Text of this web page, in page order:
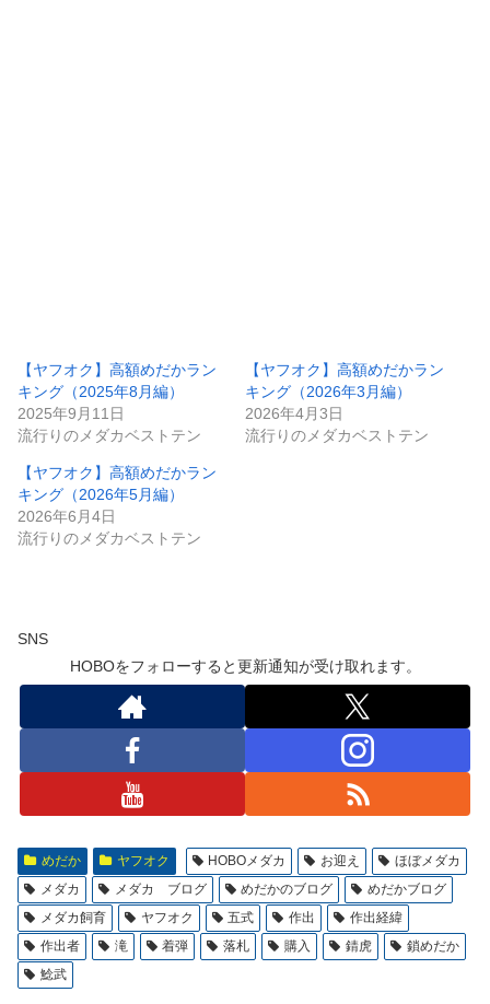
【ヤフオク】高額めだかラン
キング（2025年8月編）
2025年9月11日
流行りのメダカベストテン
【ヤフオク】高額めだかラン
キング（2026年3月編）
2026年4月3日
流行りのメダカベストテン
【ヤフオク】高額めだかラン
キング（2026年5月編）
2026年6月4日
流行りのメダカベストテン
SNS
HOBOをフォローすると更新通知が受け取れます。
めだか ヤフオク HOBOメダカ お迎え
ほぼメダカ
メダカ
メダカ ブログ めだかのブログ
めだかブログ
メダカ飼育
ヤフオク 五式 作出
作出経緯
作出者
滝 着弾 落札 購入 錆虎
鎖めだか
鯰武